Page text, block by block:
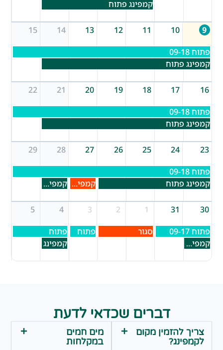
קמפינג פתוח
9
10
11
12
13
14
15
פתוח 09-18
קמפינג פתוח
16
17
18
19
20
21
22
פתוח 09-18
קמפינג פתוח
23
24
25
26
27
28
29
פתוח 09-18
קמפינג פתוח
קמפינג מלא קמפינג פתוח
30
31
פתוח 09-17
סגור
פתוח
קמפינג פתוח
פתוח
קמפינג
דברים שכדאי לדעת
צריך להזמין מקום
לקמפינג?
מים חמים
במקלחות